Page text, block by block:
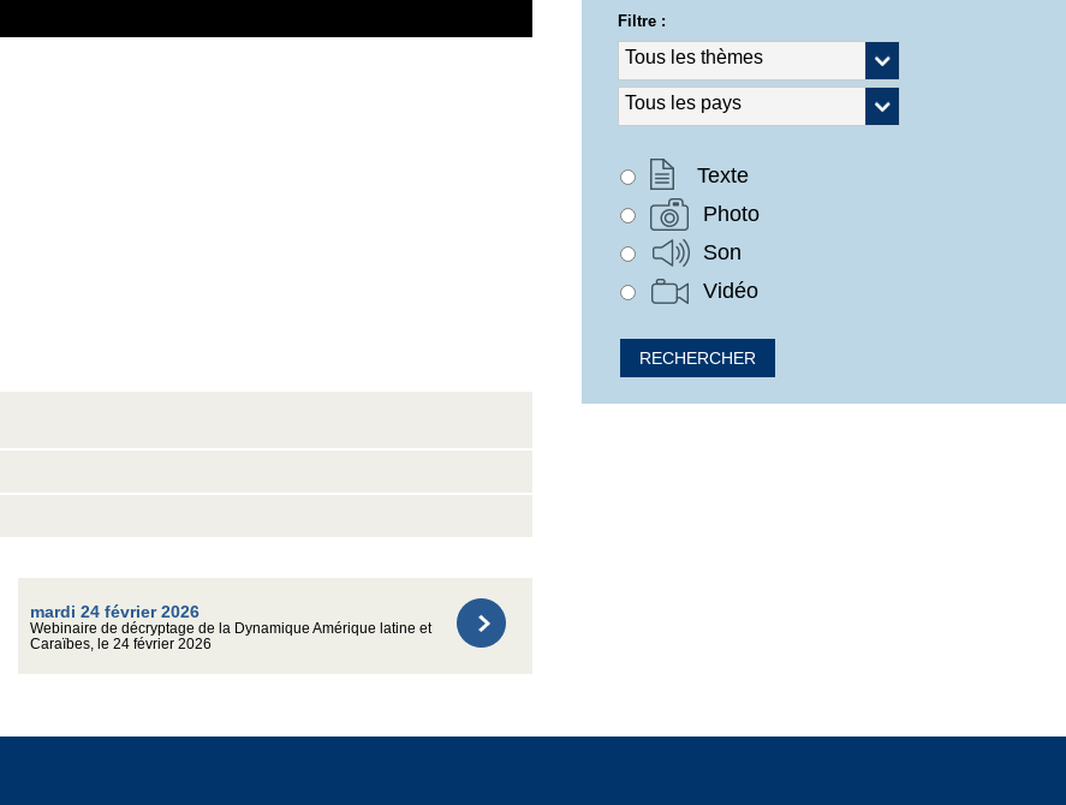
mardi 24 février 2026
Webinaire de décryptage de la Dynamique Amérique latine et
Caraïbes, le 24 février 2026
Filtre :
Texte
Photo
Son
Vidéo